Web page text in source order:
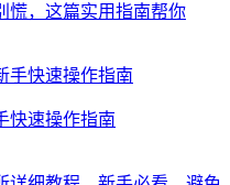
慌，这篇实用指南帮你
快速操作指南